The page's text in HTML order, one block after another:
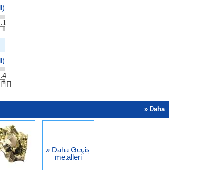
👆🏻
» Daha
» Daha Geçiş
metalleri